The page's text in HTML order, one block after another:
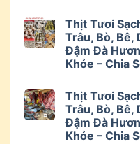
Thịt Tươi
Trâu, Bò, Bê,
Đậm Đà
Khỏe – Chia
Thịt Tươi
Trâu, Bò, Bê,
Đậm Đà
Khỏe – Chia